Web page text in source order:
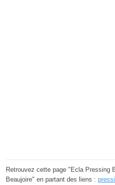
Retrouvez cette page "Ecla Pressing
Beaujoire" en partant des liens :